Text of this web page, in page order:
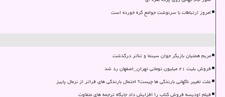
امروز ارتباطات با سرنوشت جوامع گره خورده است
مریم همتیان بازیگر جوان سینما و تئاتر درگذشت
فروش بلیت ۲۱ میلیون تومانی تهران_اصفهان رد شد
علت تغییر ناگهانی بارندگی ها چیست؟ احتمال بارندگی های فراتر از نرمال پاییز
فیلم اودیسه فروش کتاب را افزایش داد جایگاه ترجمه های متفاوت